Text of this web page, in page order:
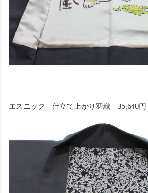
エスニック 仕立て上がり羽織 35,640円